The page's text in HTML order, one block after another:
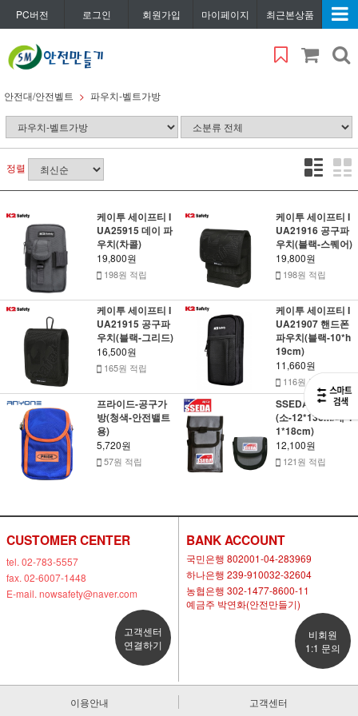
PC버전 로그인 회원가입 마이페이지 최근본상품
안전대/안전벨트 파우치-벨트가방
정렬
케이투 세이프티 I
UA25915 데이 파
우치(차콜)
19,800원
198원 적립
케이투 세이프티 I
UA21916 공구파
우치(블랙-스퀘어)
19,800원
198원 적립
케이투 세이프티 I
UA21915 공구파
우치(블랙-그리드)
16,500원
165원 적립
케이투 세이프티 I
UA21907 핸드폰
파우치(블랙-10*h
19cm)
11,660원
116원 적립
프라이드-공구가
방(청색-안전밸트
용)
5,720원
57원 적립
SSEDA-휴대가방
(소-12*13cm/대-1
1*18cm)
12,100원
121원 적립
CUSTOMER CENTER
tel. 02-783-5557
fax. 02-6007-1448
E-mail. nowsafety@naver.com
고객센터
연결하기
BANK ACCOUNT
국민은행 802001-04-283969
하나은행 239-910032-32604
농협은행 302-1477-8600-11
예금주 박연화(안전만들기)
비회원
1:1 문의
이용안내 고객센터